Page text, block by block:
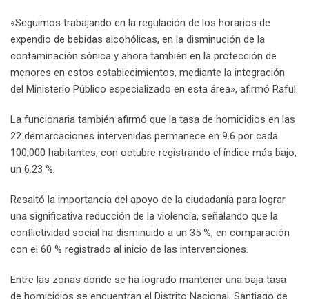
«Seguimos trabajando en la regulación de los horarios de
expendio de bebidas alcohólicas, en la disminución de la
contaminación sónica y ahora también en la protección de
menores en estos establecimientos, mediante la integración
del Ministerio Público especializado en esta área», afirmó Raful.
La funcionaria también afirmó que la tasa de homicidios en las
22 demarcaciones intervenidas permanece en 9.6 por cada
100,000 habitantes, con octubre registrando el índice más bajo,
un 6.23 %.
Resaltó la importancia del apoyo de la ciudadanía para lograr
una significativa reducción de la violencia, señalando que la
conflictividad social ha disminuido a un 35 %, en comparación
con el 60 % registrado al inicio de las intervenciones.
Entre las zonas donde se ha logrado mantener una baja tasa
de homicidios se encuentran el Distrito Nacional, Santiago de